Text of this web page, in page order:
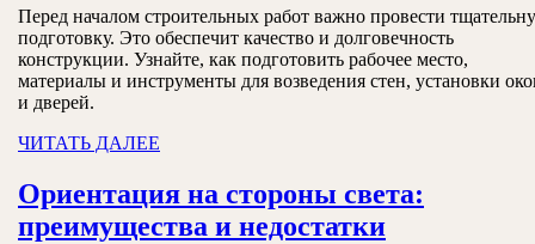
окна
и
двери
2024
Перед началом строительных работ важно провести
подготовку. Это обеспечит качество и долговечность
конструкции. Узнайте, как подготовить рабочее место,
материалы и инструменты для возведения стен, установки
и дверей.
ЧИТАТЬ ДАЛЕЕ
Ориентация на стороны света:
преимущества и недостатки